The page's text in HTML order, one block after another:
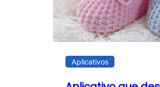
Aplicativos